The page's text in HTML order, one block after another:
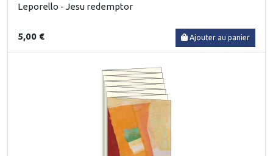
Leporello - Jesu redemptor
5,00 € Ajouter au panier